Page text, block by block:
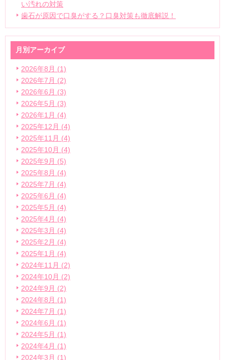
い汚れの対策
歯石が原因で口臭がする？口臭対策も徹底解説！
月別アーカイブ
2026年8月 (1)
2026年7月 (2)
2026年6月 (3)
2026年5月 (3)
2026年1月 (4)
2025年12月 (4)
2025年11月 (4)
2025年10月 (4)
2025年9月 (5)
2025年8月 (4)
2025年7月 (4)
2025年6月 (4)
2025年5月 (4)
2025年4月 (4)
2025年3月 (4)
2025年2月 (4)
2025年1月 (4)
2024年11月 (2)
2024年10月 (2)
2024年9月 (2)
2024年8月 (1)
2024年7月 (1)
2024年6月 (1)
2024年5月 (1)
2024年4月 (1)
2024年3月 (1)